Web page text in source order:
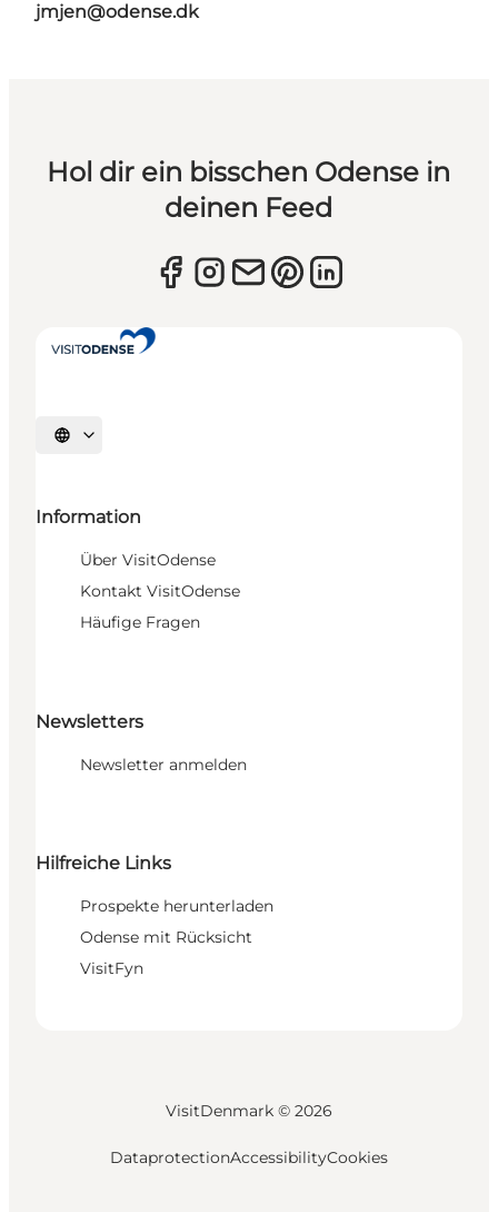
jmjen@odense.dk
Hol dir ein bisschen Odense in
deinen Feed
Sprache auswählen
Information
Über VisitOdense
Kontakt VisitOdense
Häufige Fragen
Newsletters
Newsletter anmelden
Hilfreiche Links
Prospekte herunterladen
Odense mit Rücksicht
VisitFyn
VisitDenmark © 2026
DataprotectionAccessibilityCookies